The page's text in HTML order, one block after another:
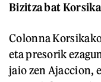
Bizitza bat
Colonna
eta presorik
jaio zen Ajaccion,